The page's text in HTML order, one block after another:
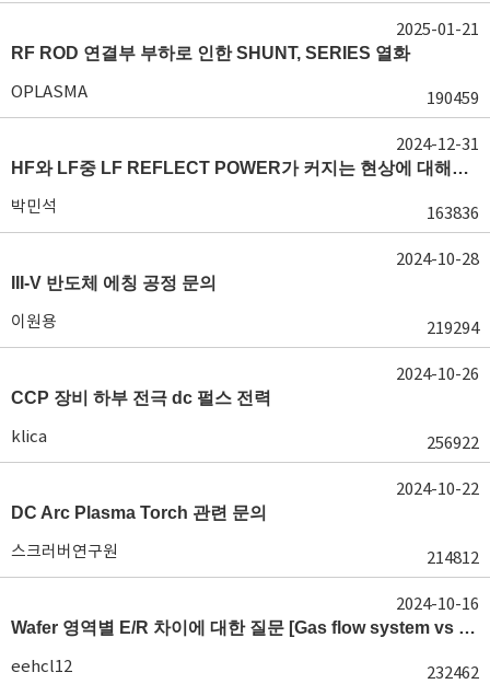
RF ROD 연결부 부하로 인한 SHUNT, SERIES 열화
OPLASMA 190459
2025-01-21
HF와 LF중 LF REFLECT POWER가 커지는 현상에 대해서 도움이 필요합니다.
박민석 163836
2024-12-31
III-V 반도체 에칭 공정 문의
이원용 219294
2024-10-28
CCP 장비 하부 전극 dc 펄스 전력
klica 256922
2024-10-26
DC Arc Plasma Torch 관련 문의
스크러버연구원 214812
2024-10-22
Wafer 영역별 E/R 차이에 대한 질문 [Gas flow system vs E/R]
eehcl12 232462
2024-10-16